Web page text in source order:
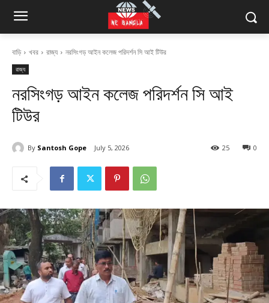
বাড়ি খবর রাজ্য নরসিংগড় আইন কলেজ পরিদর্শন সি আই টিউর
রাজ্য
নরসিংগড় আইন কলেজ পরিদর্শন সি আই
টিউর
By Santosh Gope July 5, 2026 0
25